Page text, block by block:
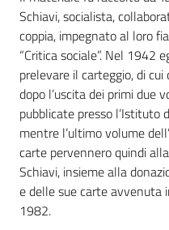
Schiavi, socialista,
coppia, impegnato al loro
“Critica sociale”. Nel 1942
prelevare il carteggio, di
dopo l’uscita dei primi due
pubblicate presso l’Istituto
mentre l’ultimo volume
carte pervennero quindi
Schiavi, insieme alla
e delle sue carte avvenuta
1982.